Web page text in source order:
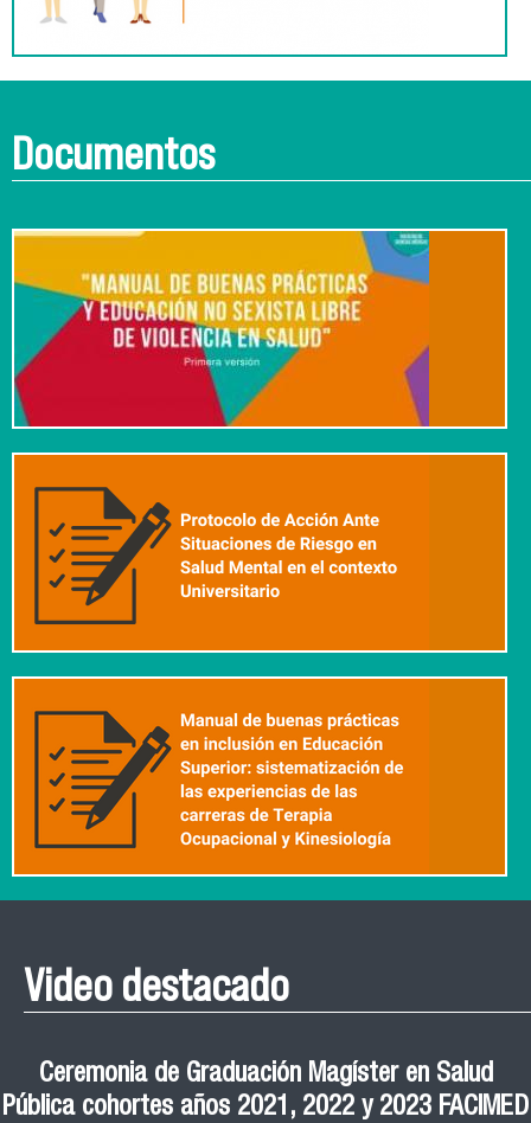
Documentos
Video destacado
Manual de Buenas de Prácticas y Educación no
Sexista Libre de Violencia en Salud
Roberto Vera invita a la III Jornada de Neurociencia
e Inteligencia Artificial 2025
Jornadas puertas abiertas CESIC
Ceremonia de Graduación Magíster en Salud
Pública cohortes años 2021, 2022 y 2023 FACIMED
Esteban Aedo: “El uso de tecnología en el deporte
tiene directa relación con la inversión económica”